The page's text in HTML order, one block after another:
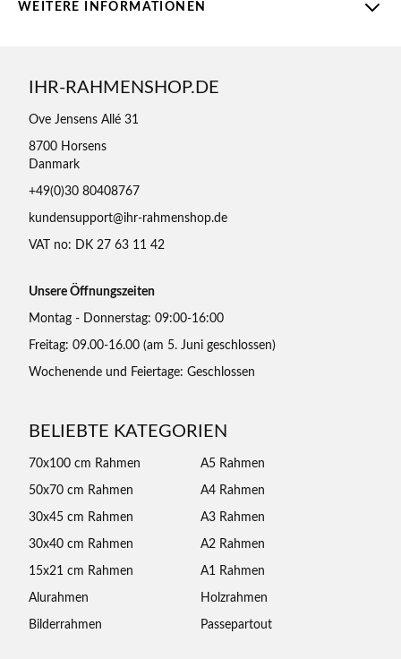
WEITERE INFORMATIONEN
IHR-RAHMENSHOP.DE
Ove Jensens Allé 31
8700 Horsens
Danmark
+49(0)30 80408767
kundensupport@ihr-rahmenshop.de
VAT no: DK 27 63 11 42
Unsere Öffnungszeiten
Montag - Donnerstag: 09:00-16:00
Freitag: 09.00-16.00 (am 5. Juni geschlossen)
Wochenende und Feiertage: Geschlossen
BELIEBTE KATEGORIEN
70x100 cm Rahmen A5 Rahmen
50x70 cm Rahmen A4 Rahmen
30x45 cm Rahmen A3 Rahmen
30x40 cm Rahmen A2 Rahmen
15x21 cm Rahmen A1 Rahmen
Alurahmen Holzrahmen
Bilderrahmen Passepartout